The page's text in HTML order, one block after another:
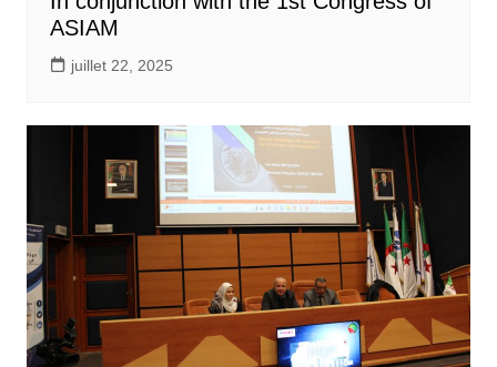
ASIAM
juillet 22, 2025